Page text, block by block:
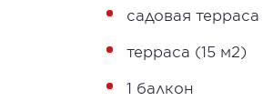
садовая терраса
терраса (15 м2)
1 балкон